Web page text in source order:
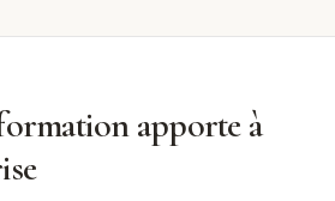
apporte à